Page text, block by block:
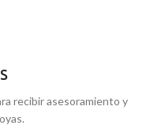
recibir asesoramiento y